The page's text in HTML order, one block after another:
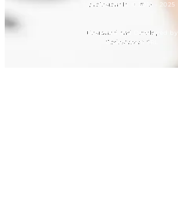
profesionala. © 2012 - 2025
Designed and Developed by
Codestream SRL